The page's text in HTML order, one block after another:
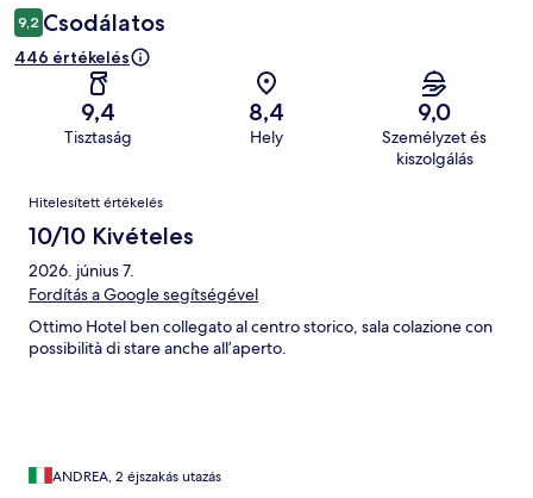
9,2 Csodálatos
446 értékelés
9,4
Tisztaság
8,4
Hely
9,0
Személyzet és
kiszolgálás
Értékelések
Hitelesített értékelés
10/10 Kivételes
2026. június 7.
Fordítás a Google segítségével
Ottimo Hotel ben collegato al centro storico, sala colazione con
possibilità di stare anche all’aperto.
ANDREA, 2 éjszakás utazás